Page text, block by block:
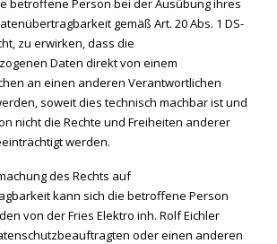
betroffene Person bei der Ausübung ihres
gemäß Art. 20 Abs. 1 DS-
zu erwirken, dass die
Daten direkt von einem
an einen anderen Verantwortlichen
soweit dies technisch machbar ist und
nicht die Rechte und Freiheiten anderer
werden.
des Rechts auf
kann sich die betroffene Person
von der Fries Elektro inh. Rolf Eichler
oder einen anderen